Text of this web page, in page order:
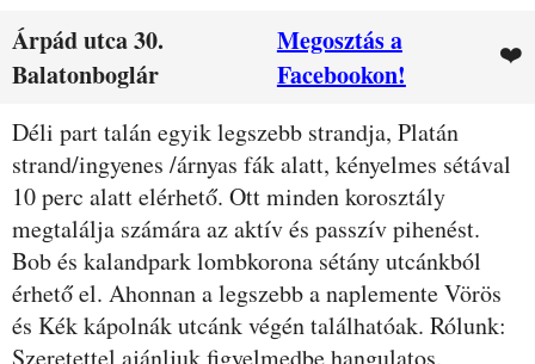
Árpád utca 30.
Balatonboglár
Megosztás a
Facebookon!
❤️
Leírás
Déli part talán egyik legszebb strandja, Platán
strand/ingyenes /árnyas fák alatt, kényelmes sétával
10 perc alatt elérhető. Ott minden korosztály
megtalálja számára az aktív és passzív pihenést.
Bob és kalandpark lombkorona sétány utcánkból
érhető el. Ahonnan a legszebb a naplemente Vörös
és Kék kápolnák utcánk végén találhatóak. Rólunk:
Szeretettel ajánljuk figyelmedbe hangulatos,